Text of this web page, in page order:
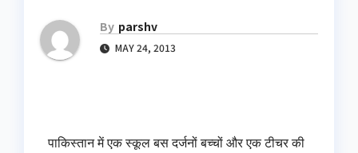
By parshv
MAY 24, 2013
पाकिस्तान में एक स्‍कूल बस दर्जनों बच्‍चों और एक टीचर की